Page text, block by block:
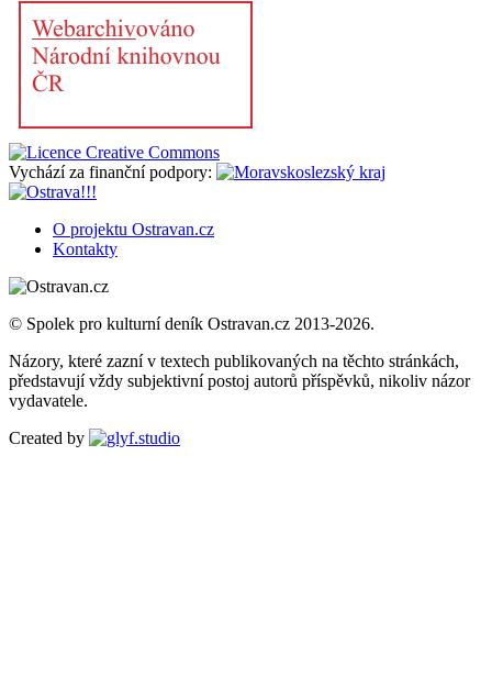
Vychází za finanční podpory:
O projektu Ostravan.cz
Kontakty
© Spolek pro kulturní deník Ostravan.cz 2013-2026.
Názory, které zazní v textech publikovaných na těchto stránkách,
představují vždy subjektivní postoj autorů příspěvků, nikoliv názor
vydavatele.
Created by